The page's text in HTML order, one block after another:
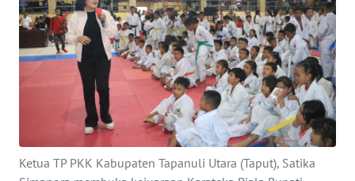
Ketua TP PKK Kabupaten Tapanuli Utara (Taput), Satika
KESEHATAN
INTERNASIONAL
SERBA-SERBI
PENDIDIKAN